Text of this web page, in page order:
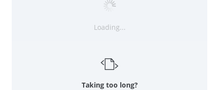
Loading...
Taking too long?